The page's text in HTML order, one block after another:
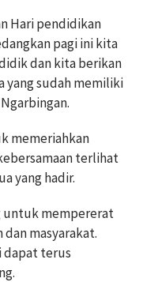
Hari pendidikan
pagi ini kita
dan kita berikan
yang sudah memiliki
memeriahkan
terlihat
yang hadir.
untuk mempererat
masyarakat.
dapat terus